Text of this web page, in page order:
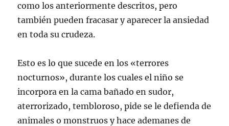
como los anteriormente descritos, pero
también pueden fracasar y aparecer la ansiedad
en toda su crudeza.
Esto es lo que sucede en los «terrores
nocturnos», durante los cuales el niño se
incorpora en la cama bañado en sudor,
aterrorizado, tembloroso, pide se le defienda de
animales o monstruos y hace ademanes de